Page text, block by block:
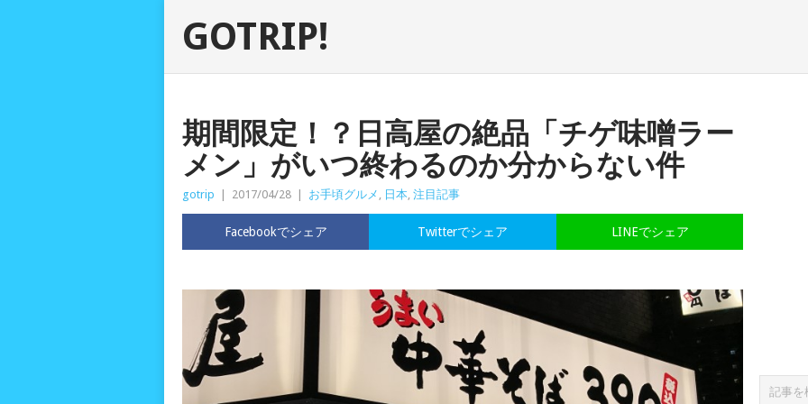
GOTRIP!
期間限定！？日高屋の絶品「チゲ味噌ラー
メン」がいつ終わるのか分からない件
gotrip 2017/04/28 お手頃グルメ , 日本, 注目記事
Facebookでシェア LINEでシェア
Twitterでシェア